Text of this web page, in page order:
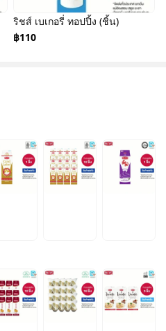
ริชส์ เบเกอรี่ ทอปปิ้ง (ชิ้น)
฿110